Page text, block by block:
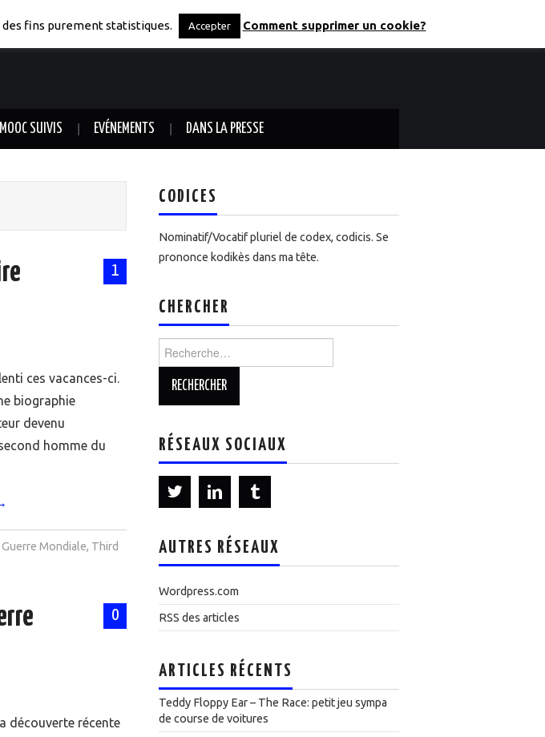
MOOC SUIVIS EVÉNEMENTS DANS LA PRESSE
1
ces vacances-ci.
biographie
devenu
homme du
Mondiale, Third
0
découverte récente
CODICES
Nominatif/Vocatif pluriel de codex, codicis. Se
prononce kodikès dans ma tête.
CHERCHER
Rechercher :
RÉSEAUX SOCIAUX
AUTRES RÉSEAUX
Wordpress.com
RSS des articles
ARTICLES RÉCENTS
Teddy Floppy Ear – The Race: petit jeu sympa
de course de voitures
des fins purement statistiques. Accepter Comment supprimer un cookie?